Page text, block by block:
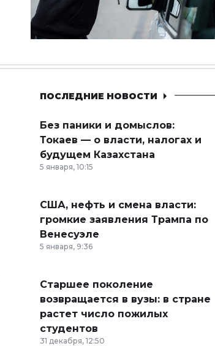
ПОСЛЕДНИЕ НОВОСТИ
Без паники и домыслов:
Токаев — о власти, налогах и
будущем Казахстана
5 января, 10:15
США, нефть и смена власти:
громкие заявления Трампа по
Венесуэле
5 января, 9:36
Старшее поколение
возвращается в вузы: в стране
растет число пожилых
студентов
31 декабря, 12:50